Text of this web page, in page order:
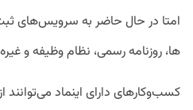
امتا در حال حاضر به سرویس­‌های
ها، روزنامه رسمی، نظام وظیفه و
کسب‌‌وکارهای دارای اینماد